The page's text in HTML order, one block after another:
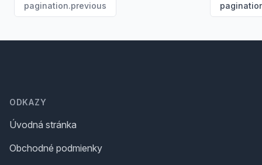
pagination.previous
ODKAZY
Úvodná stránka
Obchodné podmienky